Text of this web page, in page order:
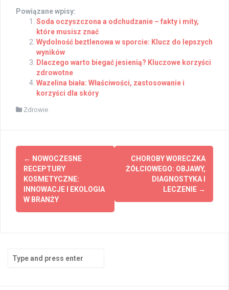
Powiązane wpisy:
Soda oczyszczona a odchudzanie – fakty i mity,
które musisz znać
Wydolność beztlenowa w sporcie: Klucz do lepszych
wyników
Dlaczego warto biegać jesienią? Kluczowe korzyści
zdrowotne
Wazelina biała: Właściwości, zastosowanie i
korzyści dla skóry
Zdrowie
Post
navigation
← NOWOCZESNE
RECEPTURY
KOSMETYCZNE:
INNOWACJE I EKOLOGIA
W BRANŻY
CHOROBY WORECZKA
ŻÓŁCIOWEGO: OBJAWY,
DIAGNOSTYKA I
LECZENIE →
Search
for: